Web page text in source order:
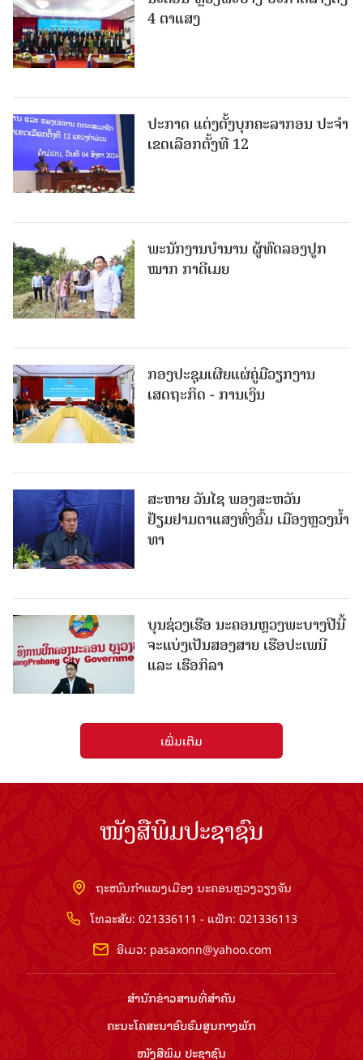
4 ຕາແສງ
ປະກາດ ແຕ່ງຕັ້ງບຸກຄະລາກອນ ປະຈໍາ
ເຂດເລືອກຕັ້ງທີ 12
ພະ​ນັກ​ງານ​ບຳ​ນານ ​ຜູ້​ທົດລອງປູກ
ໝາກ ກາດີເມຍ
ກອງປະຊຸມເຜີຍແຜ່ຄູ່ມືວຽກງານ
ເສດຖະກິດ - ການເງິນ
ສະຫາຍ ວັນໄຊ ພອງສະຫວັນ
ຢ້ຽມຢາມຕາແສງທົ່ງອົ້ມ ເມືອງຫຼວງນໍ້າ
ທາ
ບຸນຊ່ວງເຮືອ ນະຄອນຫຼວງພະບາງປີນີ້
ຈະແບ່ງເປັນສອງສາຍ ເຮືອປະເພນີ
ແລະ ເຮືອກິລາ
ເພີ່ມເຕີມ
ໜັງສືພິມປະຊາຊົນ
ຖະໜົນກຳແພງເມືອງ ນະຄອນຫຼວງວຽງຈັນ
ໂທລະສັບ: 021336111 - ແຟັກ: 021336113
ອີເມວ: pasaxonn@yahoo.com
ສຳ​ນັກ​ຂ່າວ​ສານ​ທີ່​ສຳ​ຄັນ​
ຄະນະໂຄສະນາອົບຮົມ​ສູນ​ກາງ​ພັກ
ໜັງສືພິມ ປະ​ຊາ​ຊົນ